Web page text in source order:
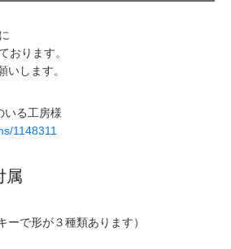
おります。
いします。
る工房様
1148311
属
ーで形が３種類あります）